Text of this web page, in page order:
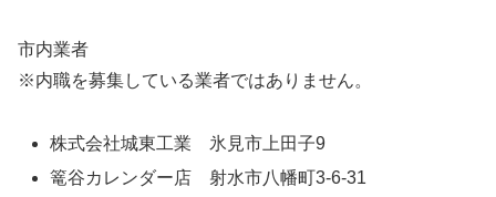
市内業者
※内職を募集している業者ではありません。
株式会社城東工業 氷見市上田子9
篭谷カレンダー店 射水市八幡町3-6-31